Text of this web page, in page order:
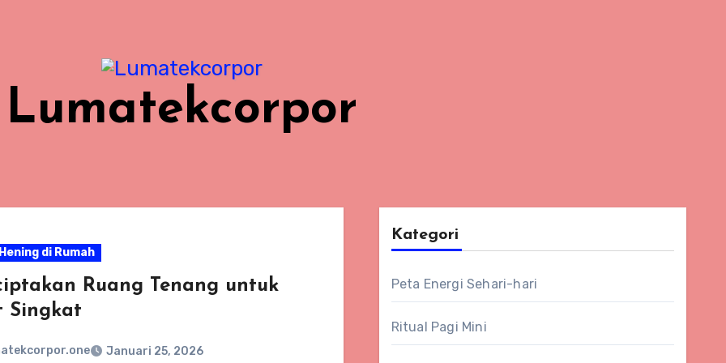
Lumatekcorpor
di Rumah
Ruang Tenang untuk
Singkat
Januari 25, 2026
Kategori
Peta Energi Sehari-hari
Ritual Pagi Mini